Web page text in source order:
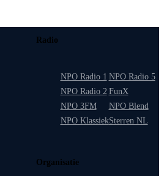
Radio
NPO Radio 1
NPO Radio 2
NPO 3FM
NPO Klassiek
NPO Radio 5
FunX
NPO Blend
Sterren NL
Organisatie